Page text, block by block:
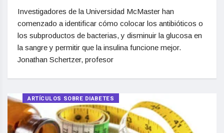
Investigadores de la Universidad McMaster han
comenzado a identificar cómo colocar los antibióticos o
los subproductos de bacterias, y disminuir la glucosa en
la sangre y permitir que la insulina funcione mejor.
Jonathan Schertzer, profesor
ARTÍCULOS SOBRE DIABETES